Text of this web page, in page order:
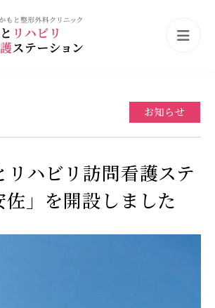
お知らせ
リハビリ訪問看護ステ
佐」を開設しました